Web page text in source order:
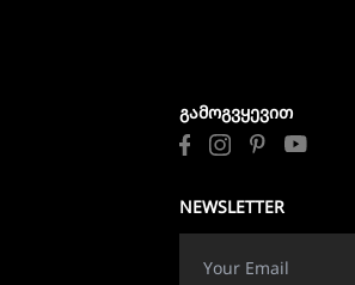
ᲒᲐᲛᲝᲒᲕᲧᲔᲕᲘᲗ
NEWSLETTER